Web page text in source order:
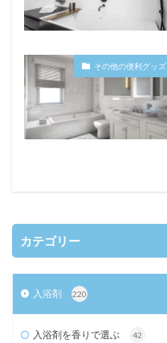
その他の便利グッズ
カテゴリー
入浴剤 220
入浴剤を香りで選ぶ 42